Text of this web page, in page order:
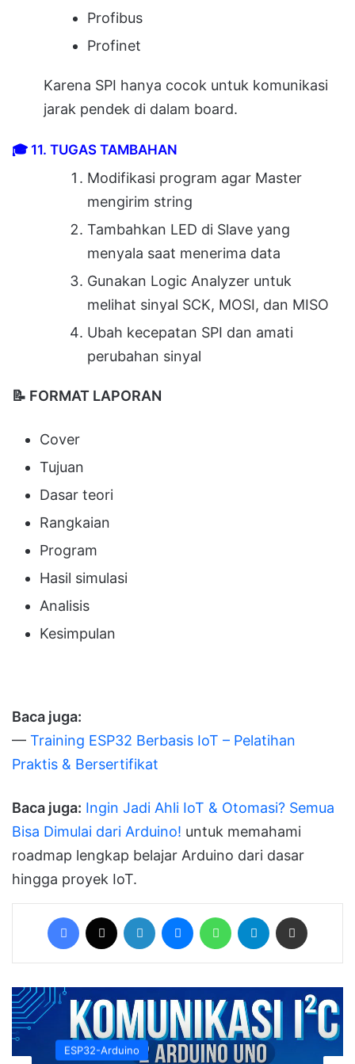
Profibus
Profinet
Karena SPI hanya cocok untuk komunikasi
jarak pendek di dalam board.
🎓 11. TUGAS TAMBAHAN
Modifikasi program agar Master
mengirim string
Tambahkan LED di Slave yang
menyala saat menerima data
Gunakan Logic Analyzer untuk
melihat sinyal SCK, MOSI, dan MISO
Ubah kecepatan SPI dan amati
perubahan sinyal
📝 FORMAT LAPORAN
Cover
Tujuan
Dasar teori
Rangkaian
Program
Hasil simulasi
Analisis
Kesimpulan
Baca juga:
— Training ESP32 Berbasis IoT – Pelatihan
Praktis & Bersertifikat
Baca juga: Ingin Jadi Ahli IoT & Otomasi? Semua
Bisa Dimulai dari Arduino! untuk memahami
roadmap lengkap belajar Arduino dari dasar
hingga proyek IoT.
Facebook LinkedIn MessengerWhatsAppTelegram
ESP32-Arduino